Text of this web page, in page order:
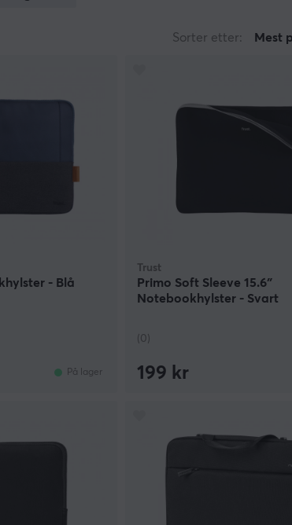
Å reise med ryddig utstyr kommer til å spare
sette utstyret opp, og lett pakke ned igjen
Sorter etter: Mest
- Blå
På lager
Trust
Primo Soft Sleeve 15.6″
Notebookhylster - Svart
(0)
199 kr